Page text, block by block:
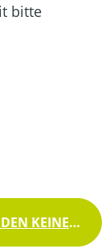
bitte
NACHRICHT SENDEN. ! WIR VERSENDEN KEINE WAREN !